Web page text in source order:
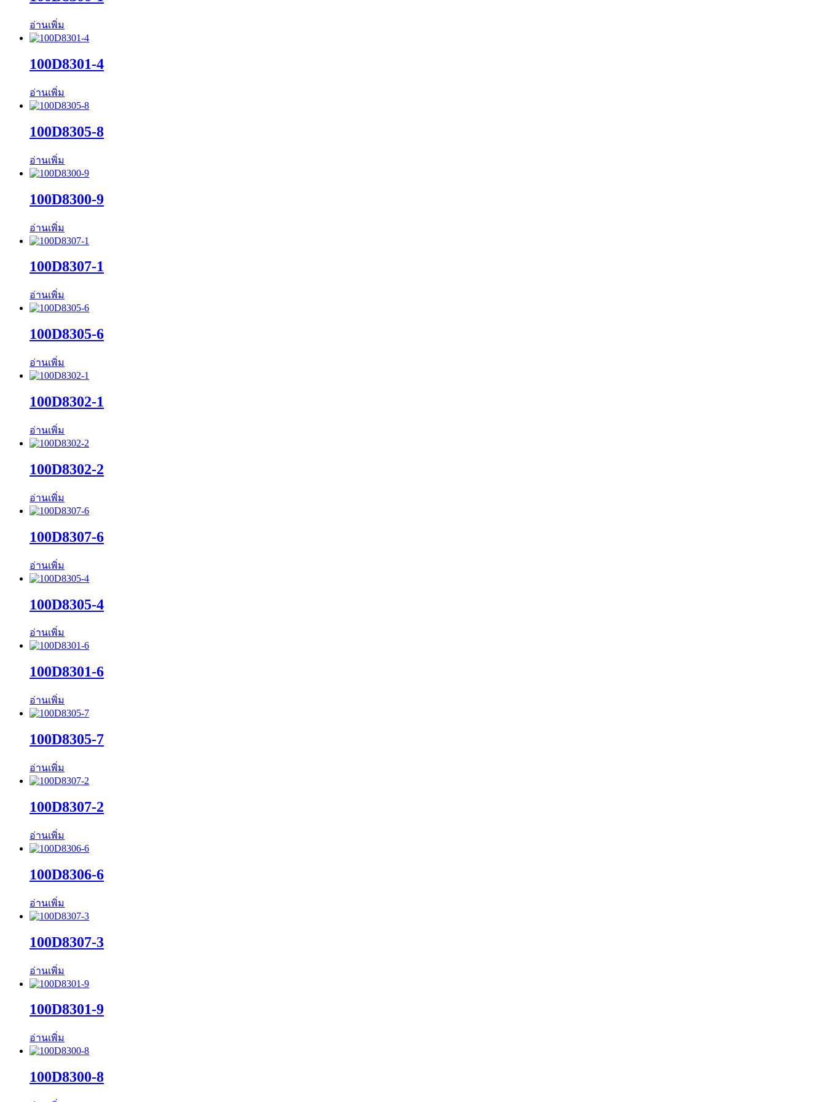
อ่านเพิ่ม
100D8301-4
อ่านเพิ่ม
100D8305-8
อ่านเพิ่ม
100D8300-9
อ่านเพิ่ม
100D8307-1
อ่านเพิ่ม
100D8305-6
อ่านเพิ่ม
100D8302-1
อ่านเพิ่ม
100D8302-2
อ่านเพิ่ม
100D8307-6
อ่านเพิ่ม
100D8305-4
อ่านเพิ่ม
100D8301-6
อ่านเพิ่ม
100D8305-7
อ่านเพิ่ม
100D8307-2
อ่านเพิ่ม
100D8306-6
อ่านเพิ่ม
100D8307-3
อ่านเพิ่ม
100D8301-9
อ่านเพิ่ม
100D8300-8